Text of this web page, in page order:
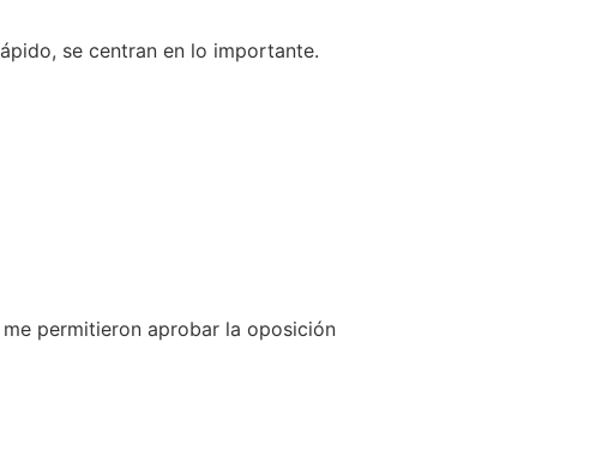
se centran en lo importante.
permitieron aprobar la oposición